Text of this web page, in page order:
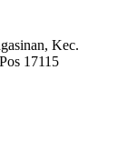
Kec.
17115